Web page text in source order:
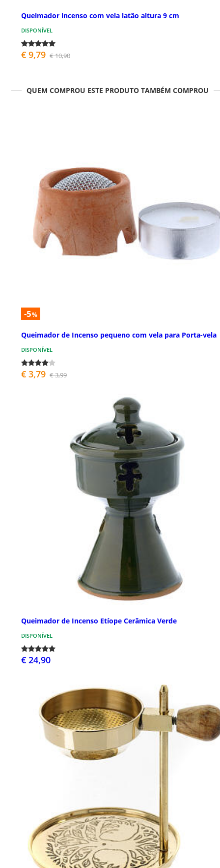
Queimador incenso com vela latão altura 9 cm
DISPONÍVEL
€ 9,79 € 10,90
QUEM COMPROU ESTE PRODUTO TAMBÉM COMPROU
-5%
Queimador de Incenso pequeno com vela para Porta-vela
DISPONÍVEL
€ 3,79 € 3,99
Queimador de Incenso Etíope Cerâmica Verde
DISPONÍVEL
€ 24,90